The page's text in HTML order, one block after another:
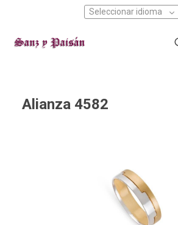
Seleccionar idioma
Alianza 4582